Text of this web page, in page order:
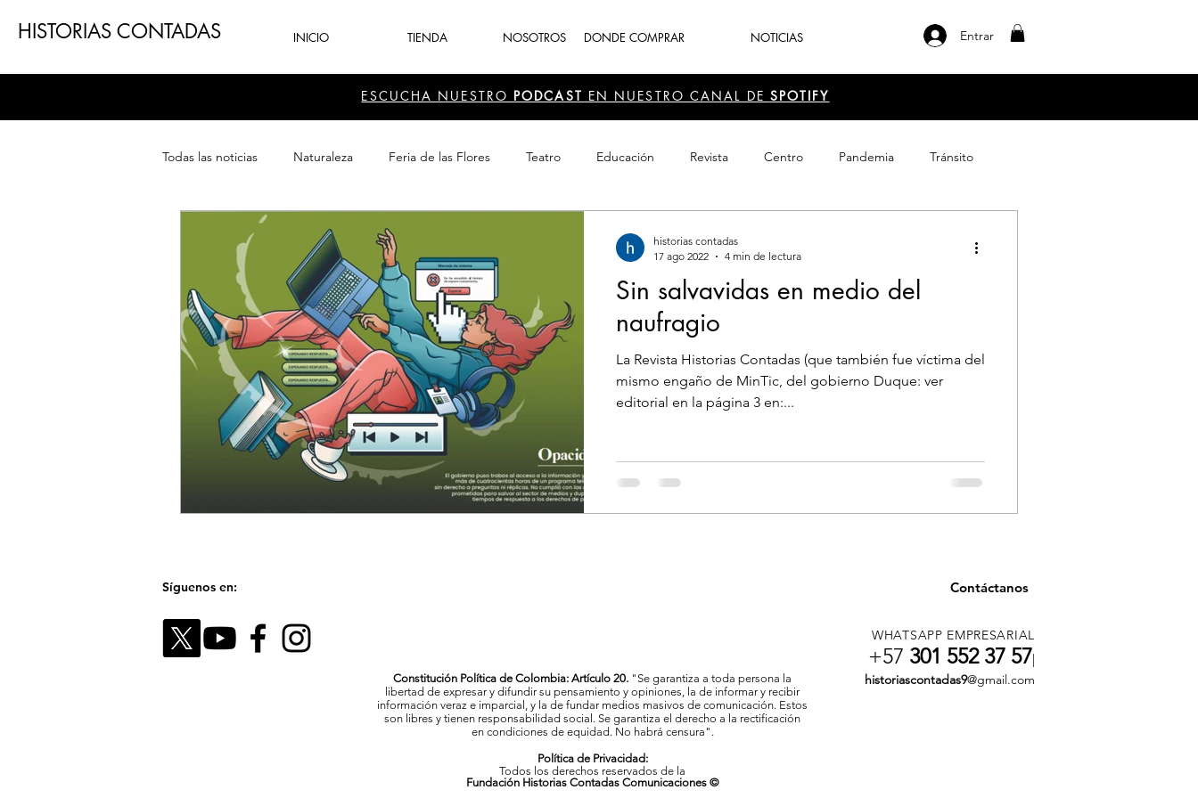
HISTORIAS CONTADAS INICIO TIENDA NOSOTROS DONDE COMPRAR NOTICIAS Entrar
ESCUCHA NUESTRO PODCAST EN NUESTRO CANAL DE SPOTIFY
Todas las noticias Naturaleza Feria de las Flores Teatro Educación Revista Centro Pandemia Tránsito
Patrimonio Sector Cultura
Sin salvavidas en medio del
naufragio
La Revista Historias Contadas (que también fue víctima del
mismo engaño de MinTic, del gobierno Duque: ver
editorial en la página 3 en:...
historias contadas
17 ago 2022
4 min de lectura
Síguenos en: Contáctanos
Constitución Política de Colombia: Artículo 20. "Se garantiza a toda persona la
libertad de expresar y difundir su pensamiento y opiniones, la de informar y recibir
información veraz e imparcial, y la de fundar medios masivos de comunicación. Estos
son libres y tienen responsabilidad social. Se garantiza el derecho a la rectificación
en condiciones de equidad. No habrá censura".
Política de Privacidad:
WHATSAPP EMPRESARIAL
+57 301 552 37 57|
historiascontadas9@gmail.com
Todos los derechos reservados de la
Fundación Historias Contadas Comunicaciones ©